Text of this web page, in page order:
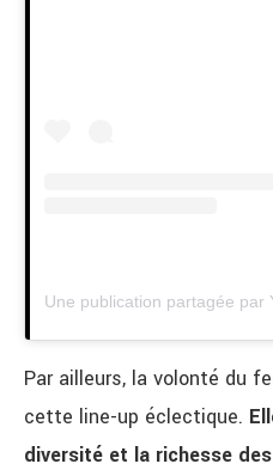
Par ailleurs, la volonté du
cette line-up éclectique.
diversité et la richesse